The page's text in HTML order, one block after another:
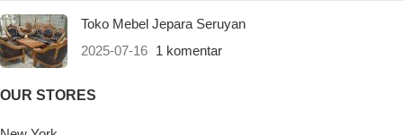
Toko Mebel Jepara Seruyan
2025-07-16 1 komentar
OUR STORES